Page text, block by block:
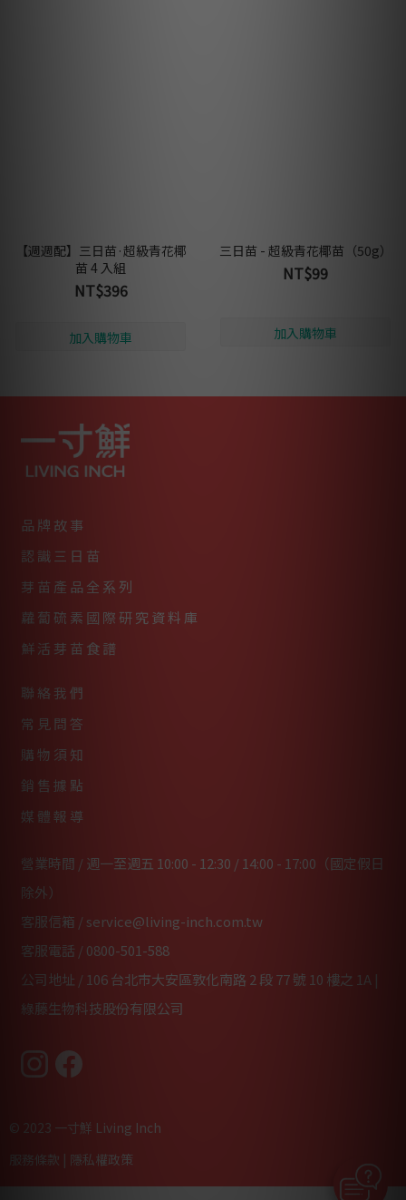
【週週配】三日苗·超級青花椰
苗 4 入組
NT$396
三日苗 - 超級青花椰苗（50g）
NT$99
品牌故事
認識三日苗
芽苗產品全系列
蘿蔔硫素國際研究資料庫
鮮活芽苗食譜
聯絡我們
常見問答
購物須知
銷售據點
媒體報導
營業時間 / 週一至週五 10:00 - 12:30 / 14:00 - 17:00（國定假日
除外）
客服信箱 / service@living-inch.com.tw
客服電話 / 0800-501-588
公司地址 / 106 台北市大安區敦化南路 2 段 77 號 10 樓之 1A |
綠藤生物科技股份有限公司
© 2023 一寸鮮 Living Inch
服務條款 | 隱私權政策